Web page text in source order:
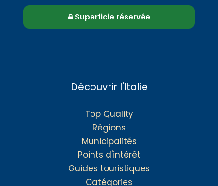
Superficie réservée
Découvrir l'Italie
Top Quality
Régions
Municipalités
Points d'intérêt
Guides touristiques
Catégories